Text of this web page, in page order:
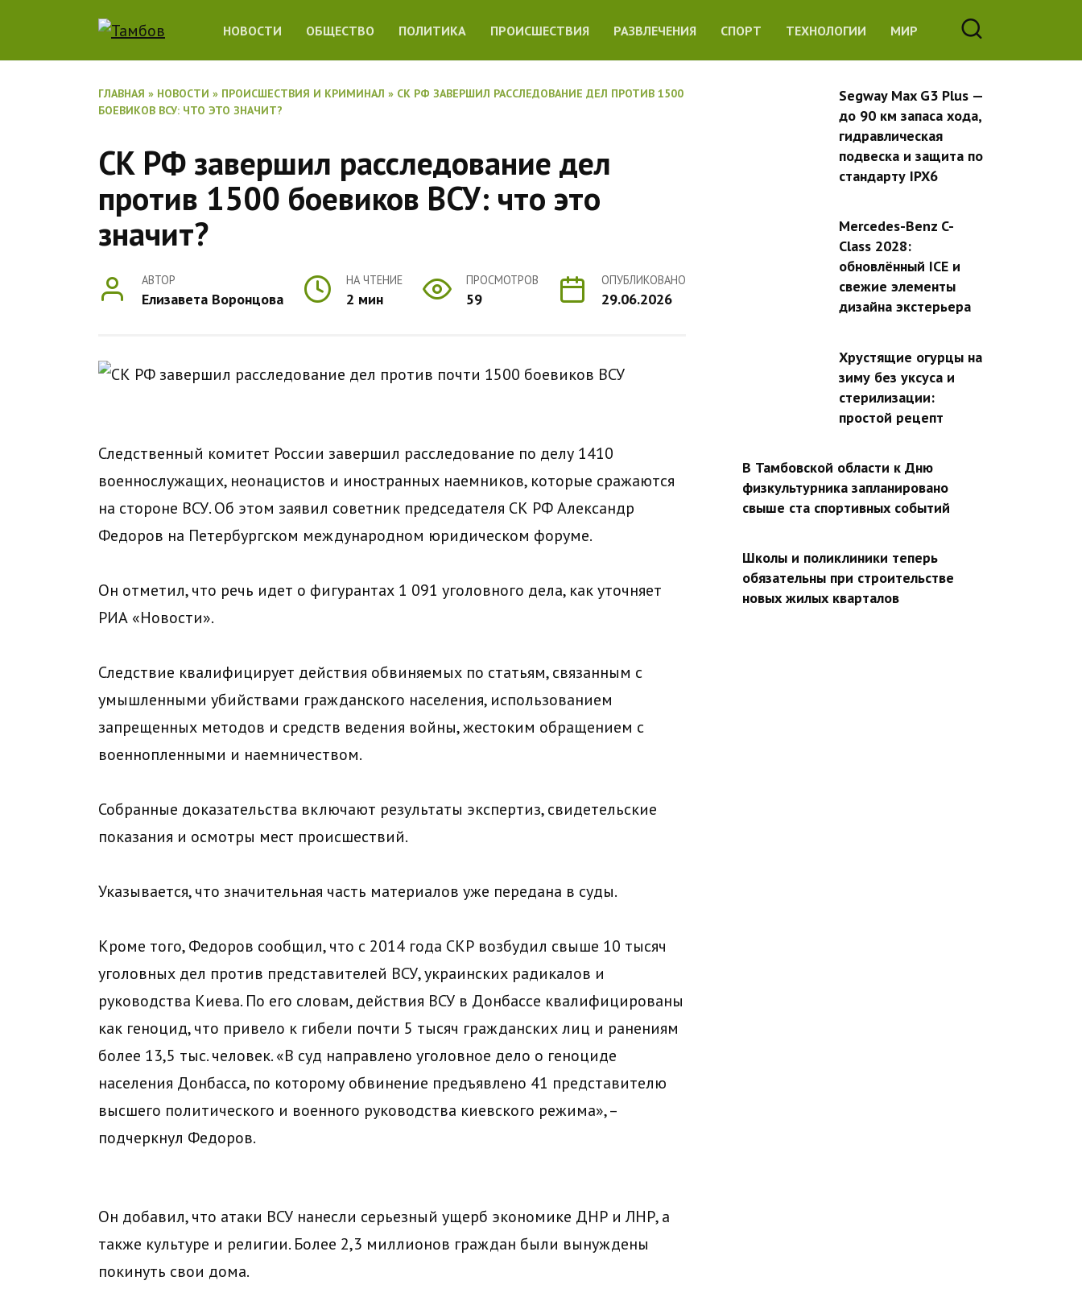
содержанию
НОВОСТИ ОБЩЕСТВО ПОЛИТИКА ПРОИСШЕСТВИЯ РАЗВЛЕЧЕНИЯ СПОРТ ТЕХНОЛОГИИ МИР
ГЛАВНАЯ » НОВОСТИ » ПРОИСШЕСТВИЯ И КРИМИНАЛ » СК РФ ЗАВЕРШИЛ РАССЛЕДОВАНИЕ ДЕЛ ПРОТИВ 1500
БОЕВИКОВ ВСУ: ЧТО ЭТО ЗНАЧИТ?
СК РФ завершил расследование дел
против 1500 боевиков ВСУ: что это
значит?
АВТОР
Елизавета Воронцова
НА ЧТЕНИЕ
2 мин
ПРОСМОТРОВ
59
ОПУБЛИКОВАНО
29.06.2026
Следственный комитет России завершил расследование по делу 1410
военнослужащих, неонацистов и иностранных наемников, которые сражаются
на стороне ВСУ. Об этом заявил советник председателя СК РФ Александр
Федоров на Петербургском международном юридическом форуме.
Он отметил, что речь идет о фигурантах 1 091 уголовного дела, как уточняет
РИА «Новости».
Следствие квалифицирует действия обвиняемых по статьям, связанным с
умышленными убийствами гражданского населения, использованием
запрещенных методов и средств ведения войны, жестоким обращением с
военнопленными и наемничеством.
Собранные доказательства включают результаты экспертиз, свидетельские
показания и осмотры мест происшествий.
Указывается, что значительная часть материалов уже передана в суды.
Кроме того, Федоров сообщил, что с 2014 года СКР возбудил свыше 10 тысяч
уголовных дел против представителей ВСУ, украинских радикалов и
руководства Киева. По его словам, действия ВСУ в Донбассе квалифицированы
как геноцид, что привело к гибели почти 5 тысяч гражданских лиц и ранениям
более 13,5 тыс. человек. «В суд направлено уголовное дело о геноциде
населения Донбасса, по которому обвинение предъявлено 41 представителю
высшего политического и военного руководства киевского режима», –
подчеркнул Федоров.
Он добавил, что атаки ВСУ нанесли серьезный ущерб экономике ДНР и ЛНР, а
также культуре и религии. Более 2,3 миллионов граждан были вынуждены
покинуть свои дома.
Segway Max G3 Plus —
до 90 км запаса хода,
гидравлическая
подвеска и защита по
стандарту IPX6
Mercedes-Benz C-
Class 2028:
обновлённый ICE и
свежие элементы
дизайна экстерьера
Хрустящие огурцы на
зиму без уксуса и
стерилизации:
простой рецепт
В Тамбовской области к Дню
физкультурника запланировано
свыше ста спортивных событий
Школы и поликлиники теперь
обязательны при строительстве
новых жилых кварталов